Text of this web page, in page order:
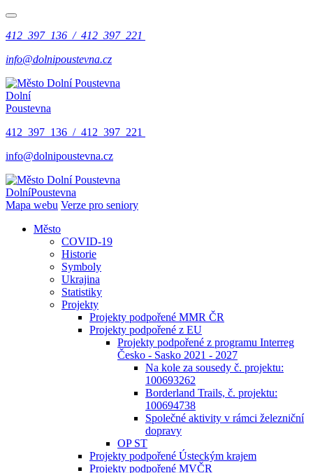
412 397 136 / 412 397 221
info@dolnipoustevna.cz
Dolní
Poustevna
412 397 136 / 412 397 221
info@dolnipoustevna.cz
DolníPoustevna
Mapa webu Verze pro seniory
Město
COVID-19
Historie
Symboly
Ukrajina
Statistiky
Projekty
Projekty podpořené MMR ČR
Projekty podpořené z EU
Projekty podpořené z programu Interreg
Česko - Sasko 2021 - 2027
Na kole za sousedy č. projektu:
100693262
Borderland Trails, č. projektu:
100694738
Společné aktivity v rámci železniční
dopravy
OP ST
Projekty podpořené Ústeckým krajem
Projekty podpořené MVČR